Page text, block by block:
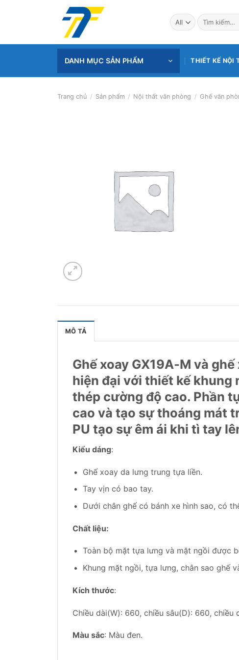
Tìm
kiếm:
DANH MỤC SẢN PHẨM THIẾT KẾ NỘI
Trang chủ / Sản phẩm / Nội thất văn phòng / Ghế văn
MÔ TẢ
Ghế xoay GX19A-M và
hiện đại với thiết kế khung
thép cường độ cao. Phần
cao và tạo sự thoáng mát
PU tạo sự êm ái khi tì tay
Kiểu dáng:
Ghế xoay da lưng trung tựa liền.
Tay vịn có bao tay.
Dưới chân ghế có bánh xe hình sao, có
Chất liệu:
Toàn bộ mặt tựa lưng và mặt ngồi được
Khung mặt ngồi, tựa lưng, chân sao ghế
Kích thước:
Chiều dài(W): 660, chiều sâu(D): 660,
Màu sắc: Màu đen.